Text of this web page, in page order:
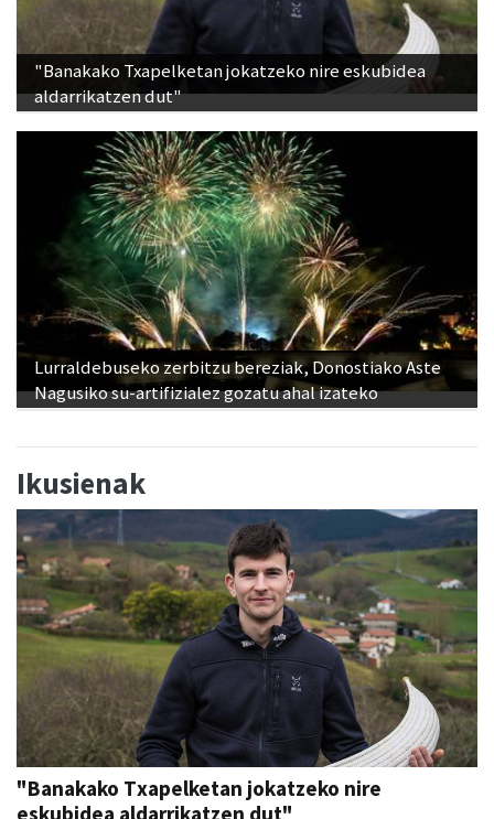
"Banakako Txapelketan jokatzeko nire eskubidea
aldarrikatzen dut"
Lurraldebuseko zerbitzu bereziak, Donostiako Aste
Nagusiko su-artifizialez gozatu ahal izateko
Ikusienak
"Banakako Txapelketan jokatzeko nire